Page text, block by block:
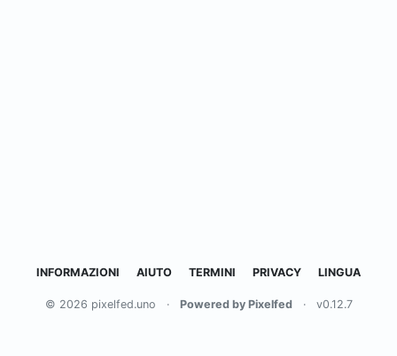
INFORMAZIONI AIUTO TERMINI PRIVACY LINGUA
© 2026 pixelfed.uno · Powered by Pixelfed · v0.12.7